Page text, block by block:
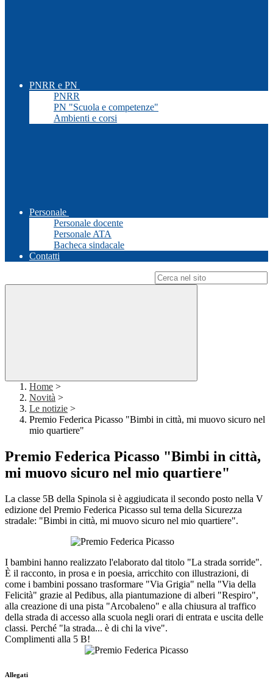
PNRR e PN
PNRR
PN "Scuola e competenze"
Ambienti e corsi
Personale
Personale docente
Personale ATA
Bacheca sindacale
Contatti
Home >
Novità >
Le notizie >
Premio Federica Picasso "Bimbi in città, mi muovo sicuro nel
mio quartiere"
Premio Federica Picasso "Bimbi in città,
mi muovo sicuro nel mio quartiere"
La classe 5B della Spinola si è aggiudicata il secondo posto nella V
edizione del Premio Federica Picasso sul tema della Sicurezza
stradale: "Bimbi in città, mi muovo sicuro nel mio quartiere".
I bambini hanno realizzato l'elaborato dal titolo "La strada sorride".
È il racconto, in prosa e in poesia, arricchito con illustrazioni, di
come i bambini possano trasformare "Via Grigia" nella "Via della
Felicità" grazie al Pedibus, alla piantumazione di alberi "Respiro",
alla creazione di una pista "Arcobaleno" e alla chiusura al traffico
della strada di accesso alla scuola negli orari di entrata e uscita delle
classi. Perché "la strada... è di chi la vive".
Complimenti alla 5 B!
Allegati